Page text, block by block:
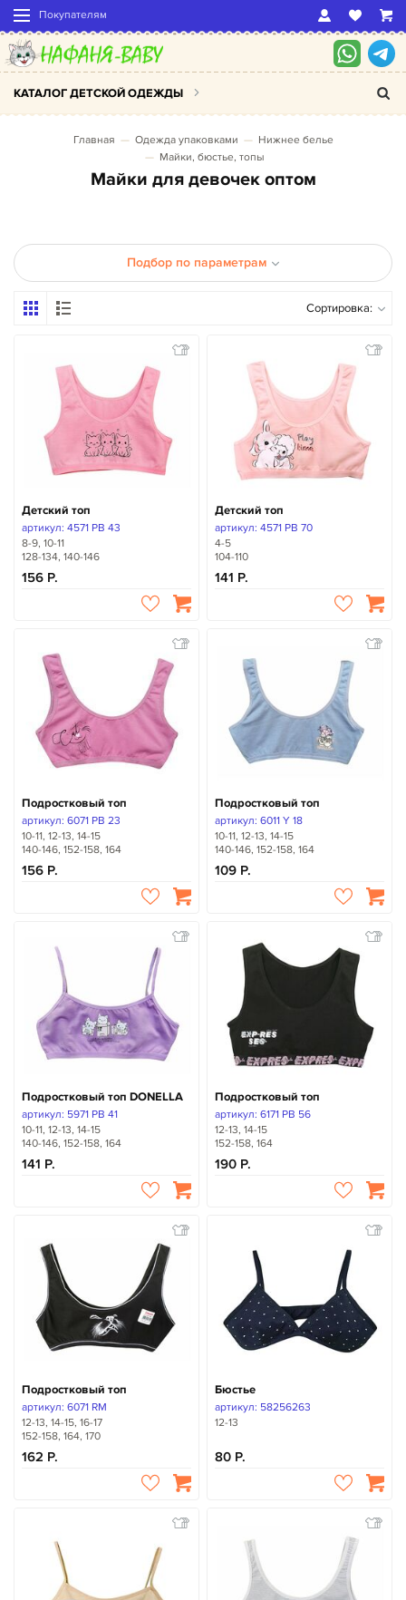
Покупателям
КАТАЛОГ ДЕТСКОЙ ОДЕЖДЫ
Главная Одежда упаковками
Нижнее белье
Майки, бюстье, топы
Майки для девочек оптом
Подбор по параметрам
Сортировка:
Детский топ
артикул: 4571 PB 43
8-9, 10-11
128-134, 140-146
156
Детский топ
артикул: 4571 PB 70
4-5
104-110
141
Подростковый топ
артикул: 6071 PB 23
10-11, 12-13, 14-15
140-146, 152-158, 164
156
Подростковый топ
артикул: 6011 Y 18
10-11, 12-13, 14-15
140-146, 152-158, 164
109
Подростковый топ DONELLA
артикул: 5971 PB 41
10-11, 12-13, 14-15
140-146, 152-158, 164
141
Подростковый топ
артикул: 6171 PB 56
12-13, 14-15
152-158, 164
190
Подростковый топ
артикул: 6071 RM
12-13, 14-15, 16-17
152-158, 164, 170
162
Бюстье
артикул: 58256263
12-13
80